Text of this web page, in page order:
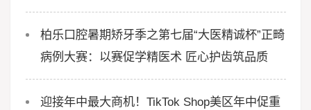
柏乐口腔暑期矫牙季之第七届“大医精诚杯”正畸
病例大赛：以赛促学精医术 匠心护齿筑品质
迎接年中最大商机！TikTok Shop美区年中促重